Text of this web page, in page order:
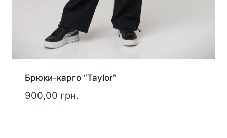
Брюки-карго “Taylor”
900,00 грн.